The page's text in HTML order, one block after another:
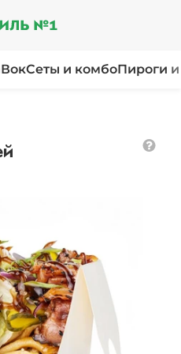
ВокСеты и комбоПироги